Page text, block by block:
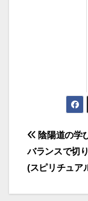
投
稿
ナ
陰陽道の学
バランスで切
(スピリチュア